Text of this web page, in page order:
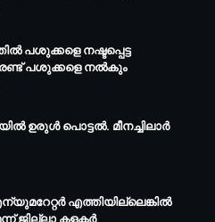
പശുക്കളെ നഷ്ടപ്പെട്ട
പശുക്കളെ നല്‍കും
ഉരുള്‍ പൊട്ടല്‍. മീനച്ചിലാര്‍
എത്തിയില്ലെങ്കില്‍
ജില്ലാ കളക്ടര്‍